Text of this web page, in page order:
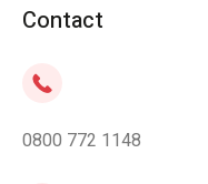
Contact
0800 772 1148